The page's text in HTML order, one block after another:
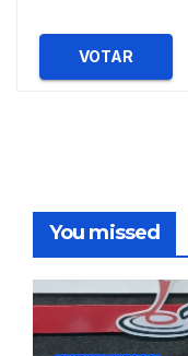
VOTAR
You missed